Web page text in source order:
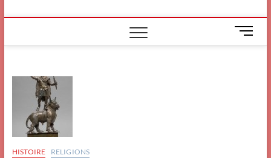
M
e
HISTOIRE RELIGIONS